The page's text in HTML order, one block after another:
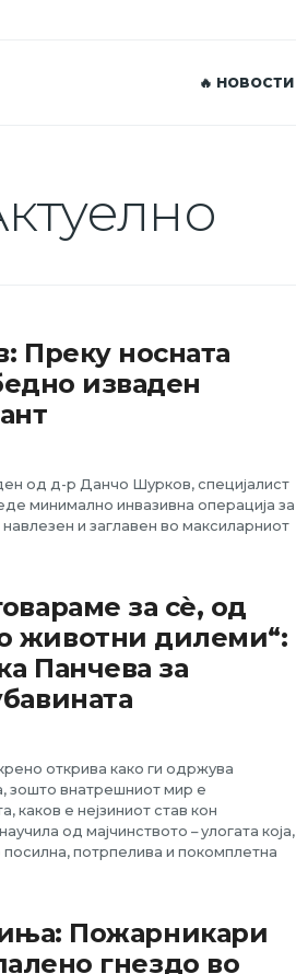
🔥 НОВОСТИ
Преку носната
изваден
од д-р Данчо Шурков, специјалист
минимално инвазивна операција за
и заглавен во максиларниот
за сѐ, од
животни дилеми“:
Панчева за
открива како ги одржува
зошто внатрешниот мир е
каков е нејзиниот став кон
од мајчинството – улогата која,
посилна, потрпелива и покомплетна
Пожарникари
гнездо во